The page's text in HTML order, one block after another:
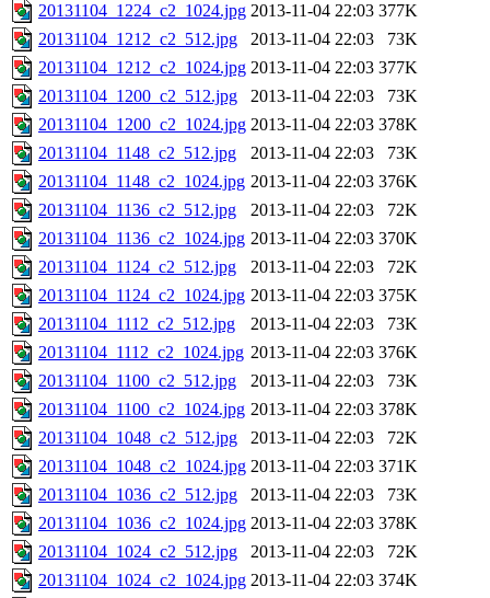
20131104_1224_c2_1024.jpg 2013-11-04 22:03 377K
20131104_1212_c2_512.jpg
2013-11-04 22:03
73K
20131104_1212_c2_1024.jpg 2013-11-04 22:03 377K
20131104_1200_c2_512.jpg
2013-11-04 22:03
73K
20131104_1200_c2_1024.jpg 2013-11-04 22:03 378K
20131104_1148_c2_512.jpg
2013-11-04 22:03
73K
20131104_1148_c2_1024.jpg 2013-11-04 22:03 376K
20131104_1136_c2_512.jpg
2013-11-04 22:03
72K
20131104_1136_c2_1024.jpg 2013-11-04 22:03 370K
20131104_1124_c2_512.jpg
2013-11-04 22:03
72K
20131104_1124_c2_1024.jpg 2013-11-04 22:03 375K
20131104_1112_c2_512.jpg
2013-11-04 22:03
73K
20131104_1112_c2_1024.jpg 2013-11-04 22:03 376K
20131104_1100_c2_512.jpg
2013-11-04 22:03
73K
20131104_1100_c2_1024.jpg 2013-11-04 22:03 378K
20131104_1048_c2_512.jpg
2013-11-04 22:03
72K
20131104_1048_c2_1024.jpg 2013-11-04 22:03 371K
20131104_1036_c2_512.jpg
2013-11-04 22:03
73K
20131104_1036_c2_1024.jpg 2013-11-04 22:03 378K
20131104_1024_c2_512.jpg
2013-11-04 22:03
72K
20131104_1024_c2_1024.jpg 2013-11-04 22:03 374K